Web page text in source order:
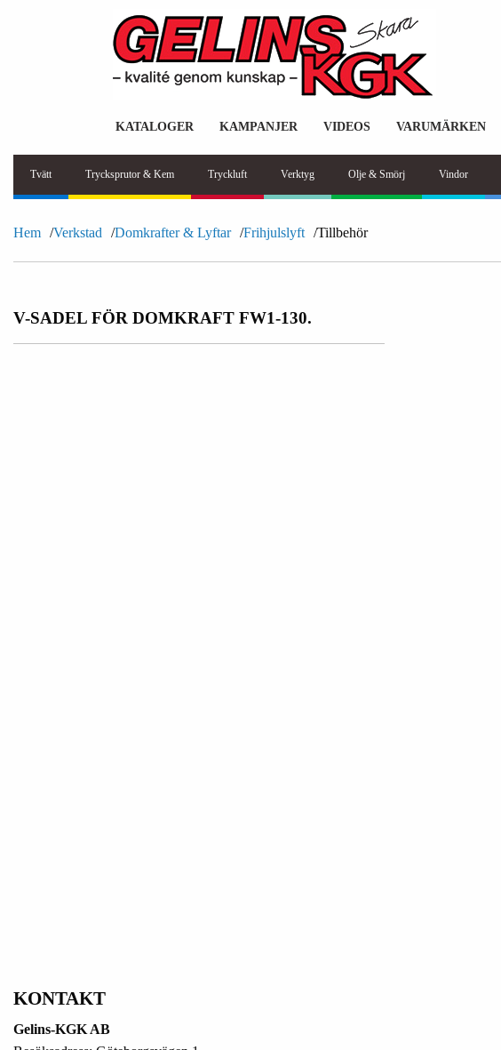
KATALOGER KAMPANJER VIDEOS VARUMÄRKEN
Tvätt Trycksprutor & Kem Tryckluft Verktyg Olje & Smörj Vindor
Hem Verkstad Domkrafter & Lyftar Frihjulslyft Tillbehör
V-SADEL FÖR DOMKRAFT FW1-130.
KONTAKT
Gelins-KGK AB